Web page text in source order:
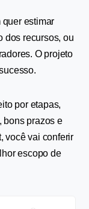
estimar
dos recursos, ou
O projeto
por etapas,
bons prazos e
você vai conferir
escopo de